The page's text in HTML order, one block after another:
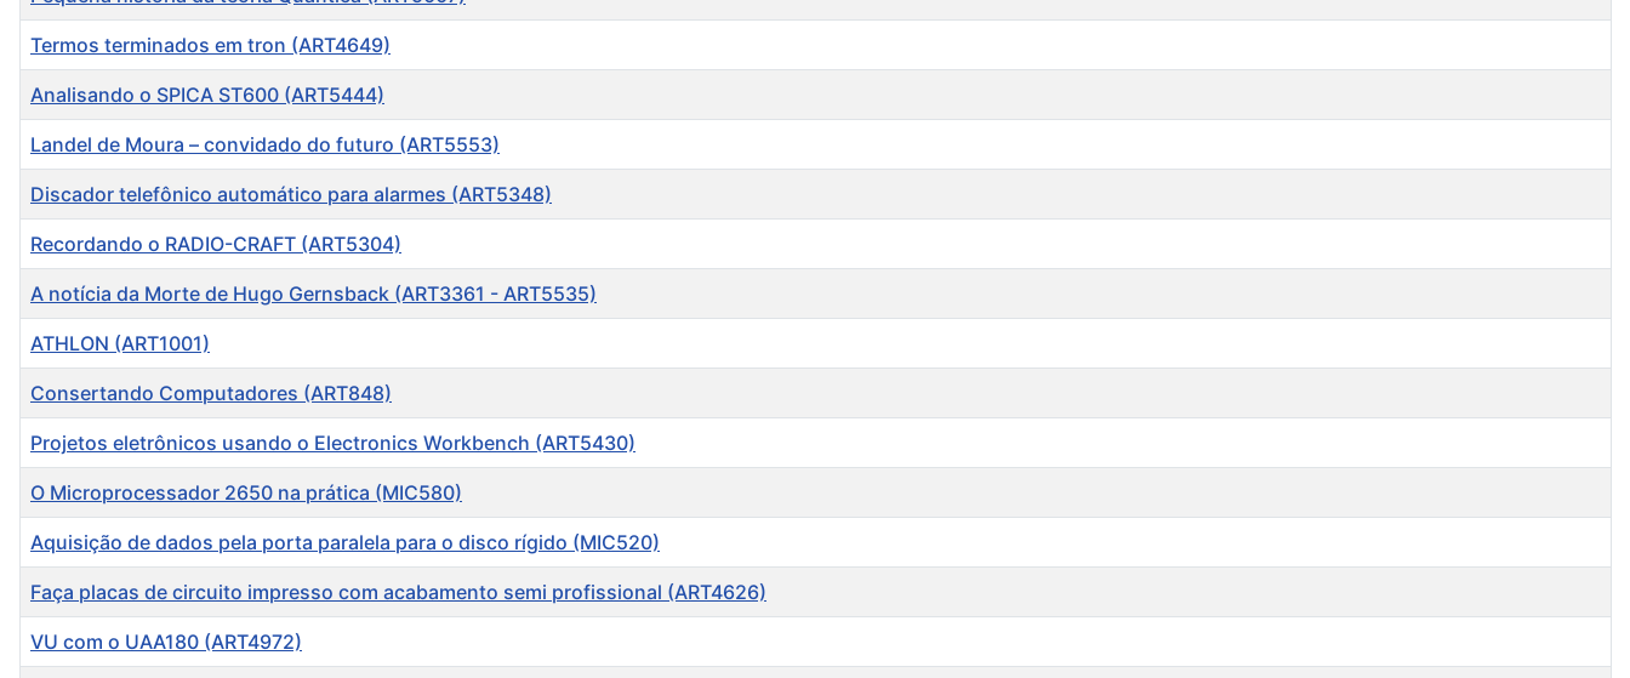
Termos terminados em tron (ART4649)
Analisando o SPICA ST600 (ART5444)
Landel de Moura – convidado do futuro (ART5553)
Discador telefônico automático para alarmes (ART5348)
Recordando o RADIO-CRAFT (ART5304)
A notícia da Morte de Hugo Gernsback (ART3361 - ART5535)
ATHLON (ART1001)
Consertando Computadores (ART848)
Projetos eletrônicos usando o Electronics Workbench (ART5430)
O Microprocessador 2650 na prática (MIC580)
Aquisição de dados pela porta paralela para o disco rígido (MIC520)
Faça placas de circuito impresso com acabamento semi profissional (ART4626)
VU com o UAA180 (ART4972)